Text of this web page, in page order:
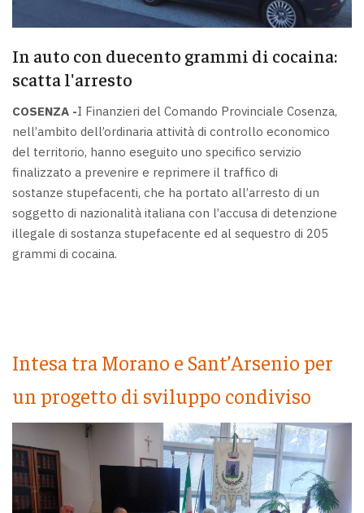
In auto con duecento grammi di cocaina:
scatta l'arresto
COSENZA -I Finanzieri del Comando Provinciale Cosenza,
nell’ambito dell’ordinaria attività di controllo economico
del territorio, hanno eseguito uno specifico servizio
finalizzato a prevenire e reprimere il traffico di
sostanze stupefacenti, che ha portato all’arresto di un
soggetto di nazionalità italiana con l’accusa di detenzione
illegale di sostanza stupefacente ed al sequestro di 205
grammi di cocaina.
Intesa tra Morano e Sant’Arsenio per
un progetto di sviluppo condiviso